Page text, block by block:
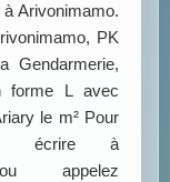
Arivonimamo.
PK
Gendarmerie,
forme L avec
le m² Pour
écrire à
ou appelez